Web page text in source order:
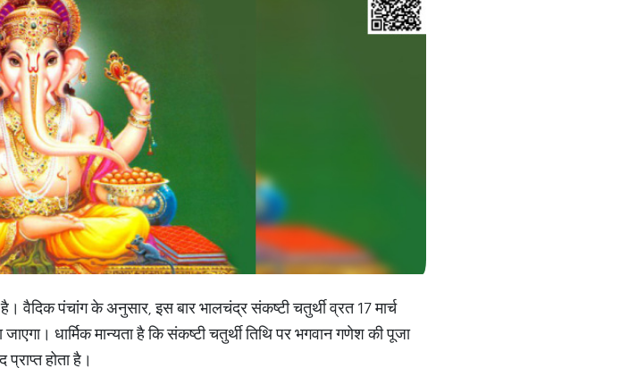
वैदिक पंचांग के अनुसार, इस बार भालचंद्र संकष्टी चतुर्थी व्रत 17 मार्च
धार्मिक मान्यता है कि संकष्टी चतुर्थी तिथि पर भगवान गणेश की पूजा
होता है।